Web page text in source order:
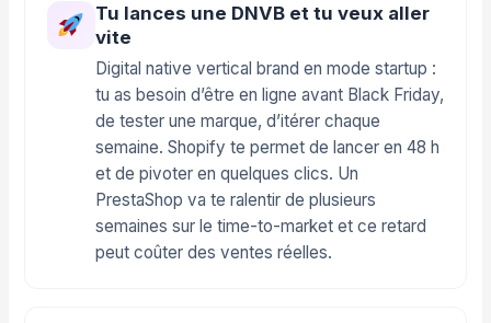
Tu lances une DNVB et tu veux aller
vite
Digital native vertical brand en mode startup :
tu as besoin d’être en ligne avant Black Friday,
de tester une marque, d’itérer chaque
semaine. Shopify te permet de lancer en 48 h
et de pivoter en quelques clics. Un
PrestaShop va te ralentir de plusieurs
semaines sur le time-to-market et ce retard
peut coûter des ventes réelles.